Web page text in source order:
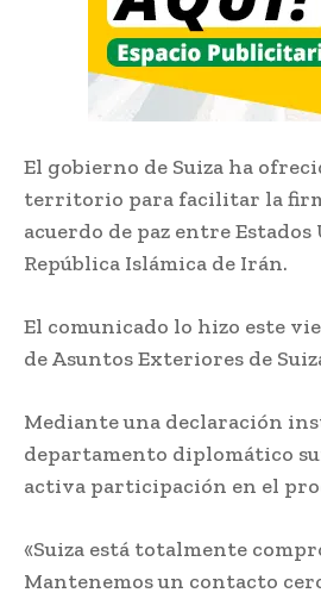
El gobierno de Suiza ha
territorio para facilitar la
acuerdo de paz entre Estados
República Islámica de Irán.
El comunicado lo hizo este
de Asuntos Exteriores de
Mediante una declaración
departamento diplomático
activa participación en el
«Suiza está totalmente
Mantenemos un contacto